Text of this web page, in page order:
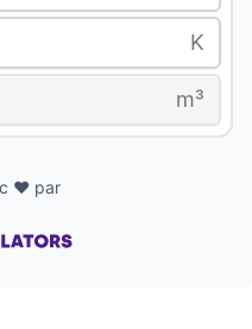
K
m³
❤️ par